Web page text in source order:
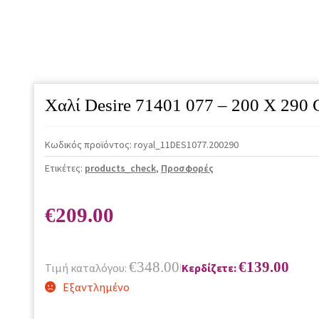
Χαλί Desire 71401 077 – 200 X 290
Κωδικός προϊόντος: royal_11DES1077.200290
Ετικέτες: products_check, Προσφορές
€209.00
Τιμή καταλόγου: €348.00|Κερδίζετε:€139.00
Εξαντλημένο